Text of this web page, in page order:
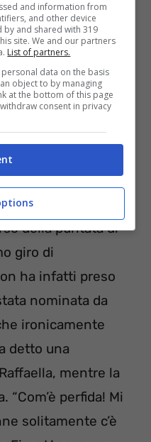
Vip è partita già
Sorge e
scambiate
della puntata di
giro di
ha infatti preso
nominata da
ironicamente
detto una
mentre la
perfida! Mi
solitamente c’è
and information from
and other device
by and shared with 319
site. We and our partners
List of partners.
data on the basis
object to by managing
at the bottom of this page
consent in privacy